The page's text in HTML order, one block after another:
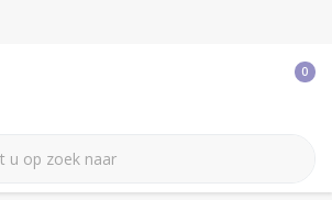
0